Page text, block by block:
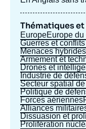
Thématiques
EuropeEurope du
Guerres et
Menaces hybrides
Armement et
Drones et
Industrie de
Secteur spatial
Politique de
Forces aériennes
Alliances
Dissuasion et
Prolifération